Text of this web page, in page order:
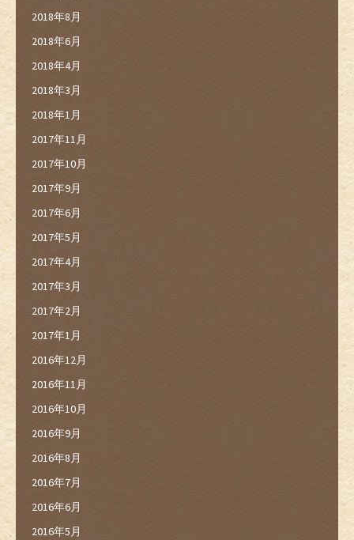
2018年8月
2018年6月
2018年4月
2018年3月
2018年1月
2017年11月
2017年10月
2017年9月
2017年6月
2017年5月
2017年4月
2017年3月
2017年2月
2017年1月
2016年12月
2016年11月
2016年10月
2016年9月
2016年8月
2016年7月
2016年6月
2016年5月